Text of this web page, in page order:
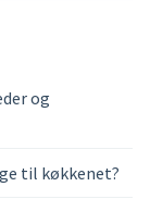
og
til køkkenet?